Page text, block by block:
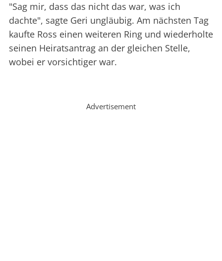
"Sag mir, dass das nicht das war, was ich
dachte", sagte Geri ungläubig. Am nächsten Tag
kaufte Ross einen weiteren Ring und wiederholte
seinen Heiratsantrag an der gleichen Stelle,
wobei er vorsichtiger war.
Advertisement